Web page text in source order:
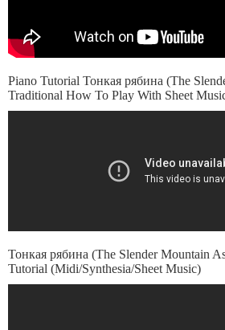
Piano Tutorial Тонкая рябина (The
Traditional How To Play With Sheet
Тонкая рябина (The Slender Mountain
Tutorial (Midi/Synthesia/Sheet Music)